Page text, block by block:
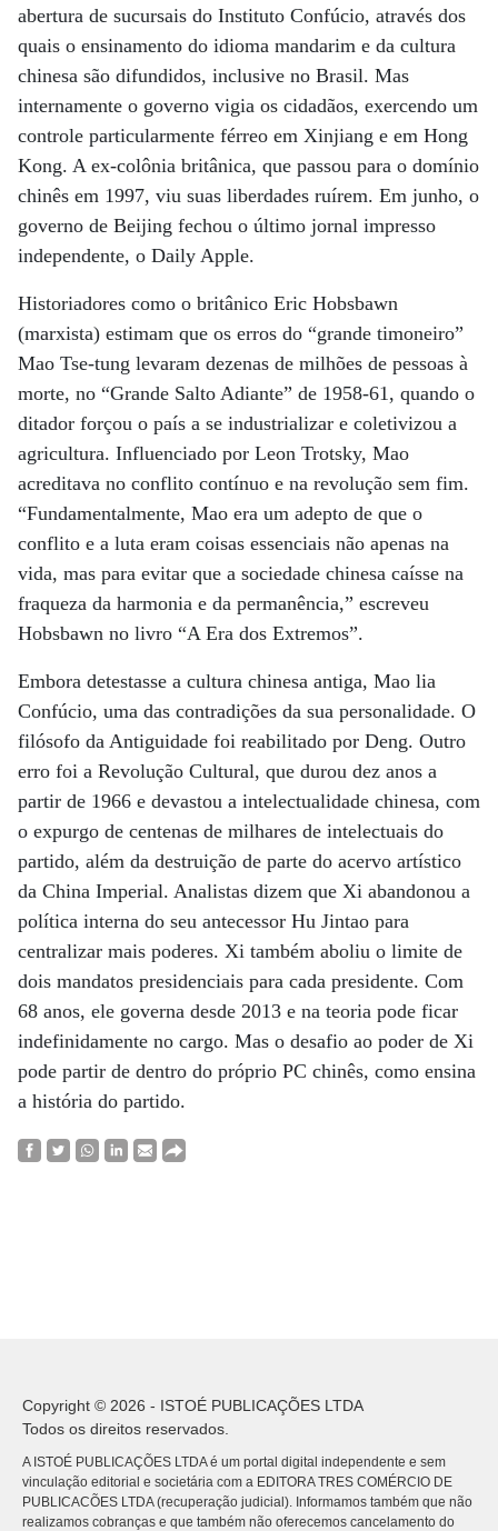
abertura de sucursais do Instituto Confúcio, através dos
quais o ensinamento do idioma mandarim e da cultura
chinesa são difundidos, inclusive no Brasil. Mas
internamente o governo vigia os cidadãos, exercendo um
controle particularmente férreo em Xinjiang e em Hong
Kong. A ex-colônia britânica, que passou para o domínio
chinês em 1997, viu suas liberdades ruírem. Em junho, o
governo de Beijing fechou o último jornal impresso
independente, o Daily Apple.
Historiadores como o britânico Eric Hobsbawn
(marxista) estimam que os erros do “grande timoneiro”
Mao Tse-tung levaram dezenas de milhões de pessoas à
morte, no “Grande Salto Adiante” de 1958-61, quando o
ditador forçou o país a se industrializar e coletivizou a
agricultura. Influenciado por Leon Trotsky, Mao
acreditava no conflito contínuo e na revolução sem fim.
“Fundamentalmente, Mao era um adepto de que o
conflito e a luta eram coisas essenciais não apenas na
vida, mas para evitar que a sociedade chinesa caísse na
fraqueza da harmonia e da permanência,” escreveu
Hobsbawn no livro “A Era dos Extremos”.
Embora detestasse a cultura chinesa antiga, Mao lia
Confúcio, uma das contradições da sua personalidade. O
filósofo da Antiguidade foi reabilitado por Deng. Outro
erro foi a Revolução Cultural, que durou dez anos a
partir de 1966 e devastou a intelectualidade chinesa, com
o expurgo de centenas de milhares de intelectuais do
partido, além da destruição de parte do acervo artístico
da China Imperial. Analistas dizem que Xi abandonou a
política interna do seu antecessor Hu Jintao para
centralizar mais poderes. Xi também aboliu o limite de
dois mandatos presidenciais para cada presidente. Com
68 anos, ele governa desde 2013 e na teoria pode ficar
indefinidamente no cargo. Mas o desafio ao poder de Xi
pode partir de dentro do próprio PC chinês, como ensina
a história do partido.
Copyright © 2026 - ISTOÉ PUBLICAÇÕES LTDA
Todos os direitos reservados.
A ISTOÉ PUBLICAÇÕES LTDA é um portal digital independente e sem
vinculação editorial e societária com a EDITORA TRES COMÉRCIO DE
PUBLICACÕES LTDA (recuperação judicial). Informamos também que não
realizamos cobranças e que também não oferecemos cancelamento do